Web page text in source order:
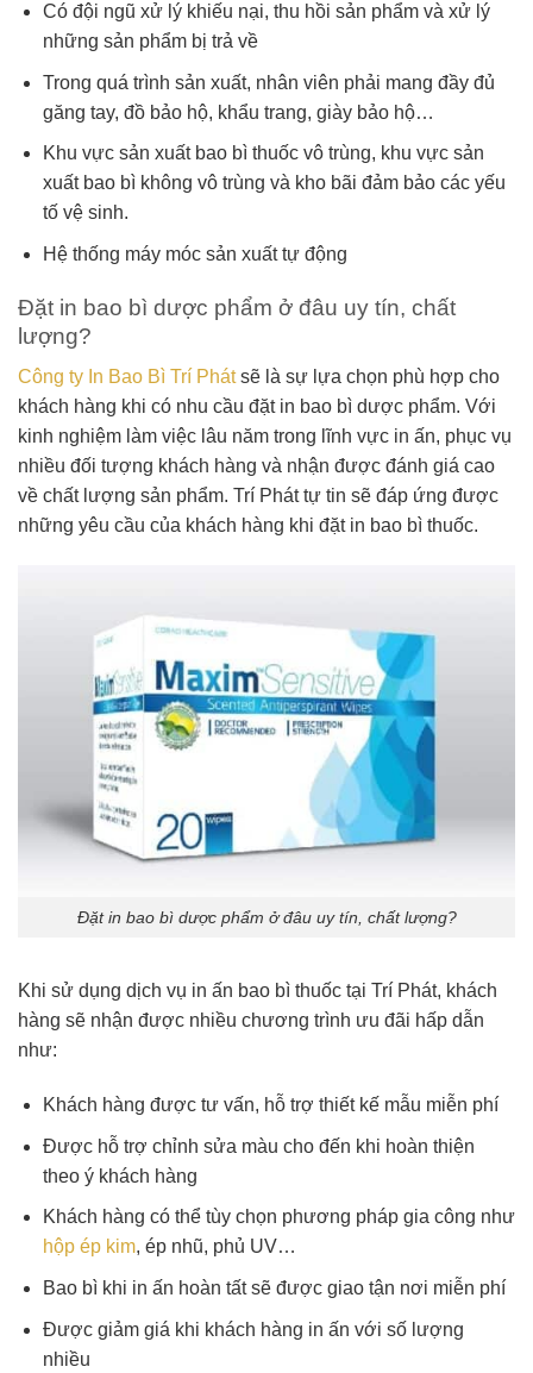
Có đội ngũ xử lý khiếu nại, thu hồi sản phẩm và xử lý
những sản phẩm bị trả về
Trong quá trình sản xuất, nhân viên phải mang đầy đủ
găng tay, đồ bảo hộ, khẩu trang, giày bảo hộ…
Khu vực sản xuất bao bì thuốc vô trùng, khu vực sản
xuất bao bì không vô trùng và kho bãi đảm bảo các yếu
tố vệ sinh.
Hệ thống máy móc sản xuất tự động
Đặt in bao bì dược phẩm ở đâu uy tín, chất
lượng?
Công ty In Bao Bì Trí Phátsẽ là sự lựa chọn phù hợp cho
khách hàng khi có nhu cầu đặt in bao bì dược phẩm. Với
kinh nghiệm làm việc lâu năm trong lĩnh vực in ấn, phục vụ
nhiều đối tượng khách hàng và nhận được đánh giá cao
về chất lượng sản phẩm. Trí Phát tự tin sẽ đáp ứng được
những yêu cầu của khách hàng khi đặt in bao bì thuốc.
Đặt in bao bì dược phẩm ở đâu uy tín, chất lượng?
Khi sử dụng dịch vụ in ấn bao bì thuốc tại Trí Phát, khách
hàng sẽ nhận được nhiều chương trình ưu đãi hấp dẫn
như:
Khách hàng được tư vấn, hỗ trợ thiết kế mẫu miễn phí
Được hỗ trợ chỉnh sửa màu cho đến khi hoàn thiện
theo ý khách hàng
Khách hàng có thể tùy chọn phương pháp gia công như
hộp ép kim, ép nhũ, phủ UV…
Bao bì khi in ấn hoàn tất sẽ được giao tận nơi miễn phí
Được giảm giá khi khách hàng in ấn với số lượng
nhiều